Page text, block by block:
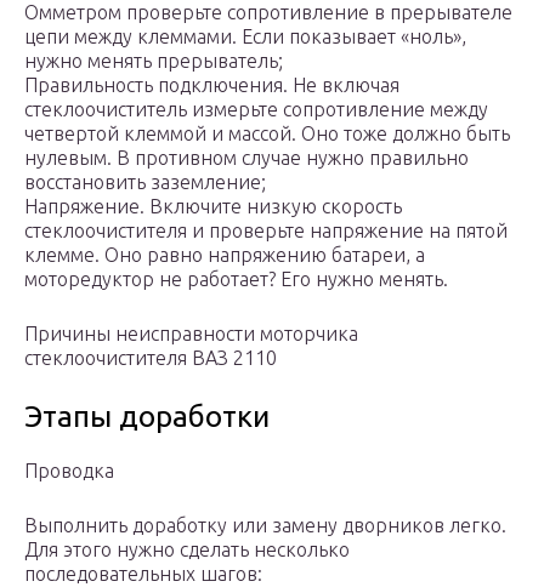
Омметром проверьте сопротивление в прерывателе
цепи между клеммами. Если показывает «ноль»,
нужно менять прерыватель;
Правильность подключения. Не включая
стеклоочиститель измерьте сопротивление между
четвертой клеммой и массой. Оно тоже должно быть
нулевым. В противном случае нужно правильно
восстановить заземление;
Напряжение. Включите низкую скорость
стеклоочистителя и проверьте напряжение на пятой
клемме. Оно равно напряжению батареи, а
моторедуктор не работает? Его нужно менять.
Причины неисправности моторчика
стеклоочистителя ВАЗ 2110
Этапы доработки
Проводка
Выполнить доработку или замену дворников легко.
Для этого нужно сделать несколько
последовательных шагов: